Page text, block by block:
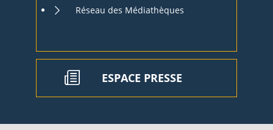
Réseau des Médiathèques
ESPACE PRESSE